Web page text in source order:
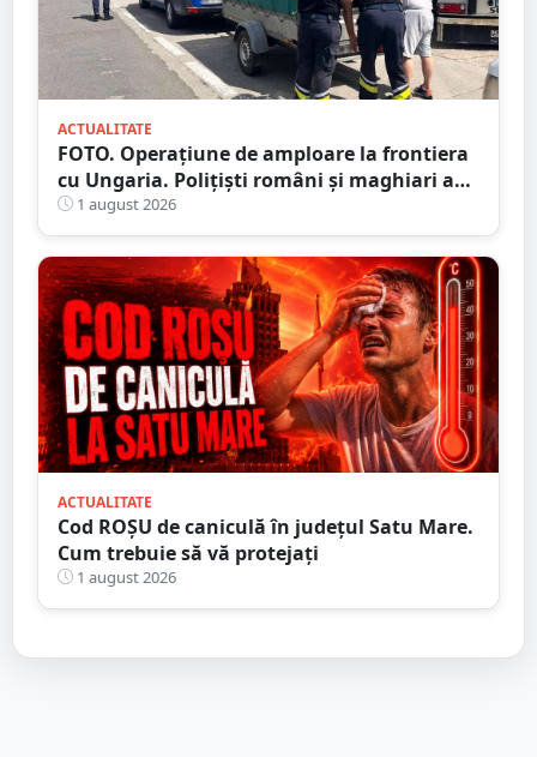
ACTUALITATE
FOTO. Operațiune de amploare la frontiera
cu Ungaria. Polițiști români și maghiari au
verificat sute de persoane
1 august 2026
ACTUALITATE
Cod ROȘU de caniculă în județul Satu Mare.
Cum trebuie să vă protejați
1 august 2026